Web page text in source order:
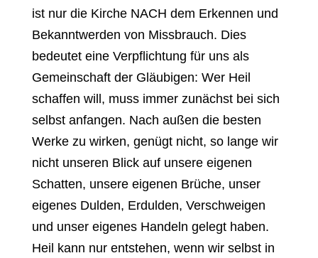
ist nur die Kirche NACH dem Erkennen und
Bekanntwerden von Missbrauch. Dies
bedeutet eine Verpflichtung für uns als
Gemeinschaft der Gläubigen: Wer Heil
schaffen will, muss immer zunächst bei sich
selbst anfangen. Nach außen die besten
Werke zu wirken, genügt nicht, so lange wir
nicht unseren Blick auf unsere eigenen
Schatten, unsere eigenen Brüche, unser
eigenes Dulden, Erdulden, Verschweigen
und unser eigenes Handeln gelegt haben.
Heil kann nur entstehen, wenn wir selbst in